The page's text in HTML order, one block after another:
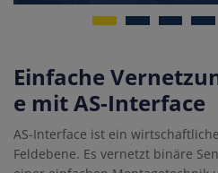
2 3 4 5
Einfache
e mit AS-Interface
AS-Interface ist ein
Feldebene. Es vernetzt binäre